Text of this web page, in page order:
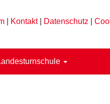
Kontakt| Datenschutz